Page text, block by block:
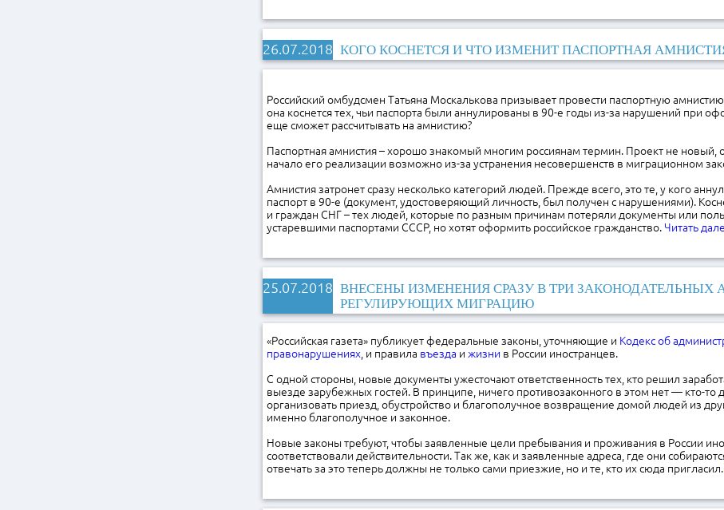
26.07.2018 КОГО КОСНЕТСЯ И ЧТО ИЗМЕНИТ ПАСПОРТНАЯ
Российский омбудсмен Татьяна Москалькова призывает провести паспортную
она коснется тех, чьи паспорта были аннулированы в 90-е годы из-за нарушений при
еще сможет рассчитывать на амнистию?
Паспортная амнистия – хорошо знакомый многим россиянам термин. Проект не новый,
начало его реализации возможно из-за устранения несовершенств в миграционном
Амнистия затронет сразу несколько категорий людей. Прежде всего, это те, у кого
паспорт в 90-е (документ, удостоверяющий личность, был получен с нарушениями).
и граждан СНГ – тех людей, которые по разным причинам потеряли документы или
устаревшими паспортами СССР, но хотят оформить российское гражданство. Читать
25.07.2018 ВНЕСЕНЫ ИЗМЕНЕНИЯ СРАЗУ В ТРИ ЗАКОНОДАТЕЛЬНЫХ
РЕГУЛИРУЮЩИХ МИГРАЦИЮ
«Российская газета» публикует федеральные законы, уточняющие и Кодекс об
правонарушениях , и правила въезда и жизни в России иностранцев.
С одной стороны, новые документы ужесточают ответственность тех, кто решил
выезде зарубежных гостей. В принципе, ничего противозаконного в этом нет — кто-то
организовать приезд, обустройство и благополучное возвращение домой людей из
именно благополучное и законное.
Новые законы требуют, чтобы заявленные цели пребывания и проживания в России
соответствовали действительности. Так же, как и заявленные адреса, где они
отвечать за это теперь должны не только сами приезжие, но и те, кто их сюда пригласил.